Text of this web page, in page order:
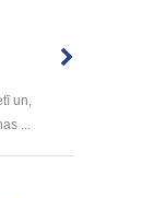
un,
...